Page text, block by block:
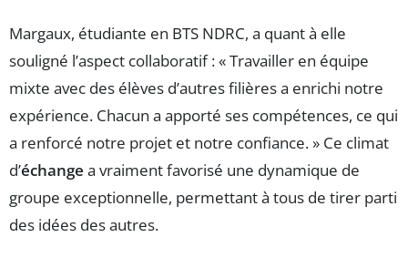
Margaux, étudiante en BTS NDRC, a quant à elle
souligné l’aspect collaboratif : « Travailler en équipe
mixte avec des élèves d’autres filières a enrichi notre
expérience. Chacun a apporté ses compétences, ce qui
a renforcé notre projet et notre confiance. » Ce climat
d’échange a vraiment favorisé une dynamique de
groupe exceptionnelle, permettant à tous de tirer parti
des idées des autres.